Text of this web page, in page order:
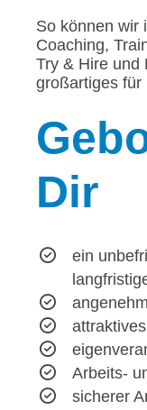
So können wir
Coaching,
Try & Hire und
großartiges für
Dir
ein
Arbeits-
sicherer